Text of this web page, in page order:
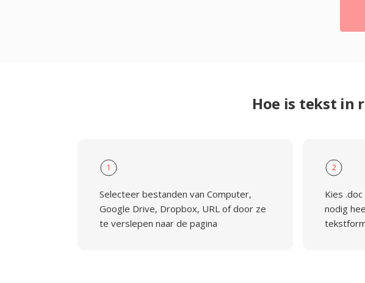
Hoe is tekst in
1
Selecteer bestanden van Computer,
Google Drive, Dropbox, URL of door ze
te verslepen naar de pagina
2
Kies
nodig